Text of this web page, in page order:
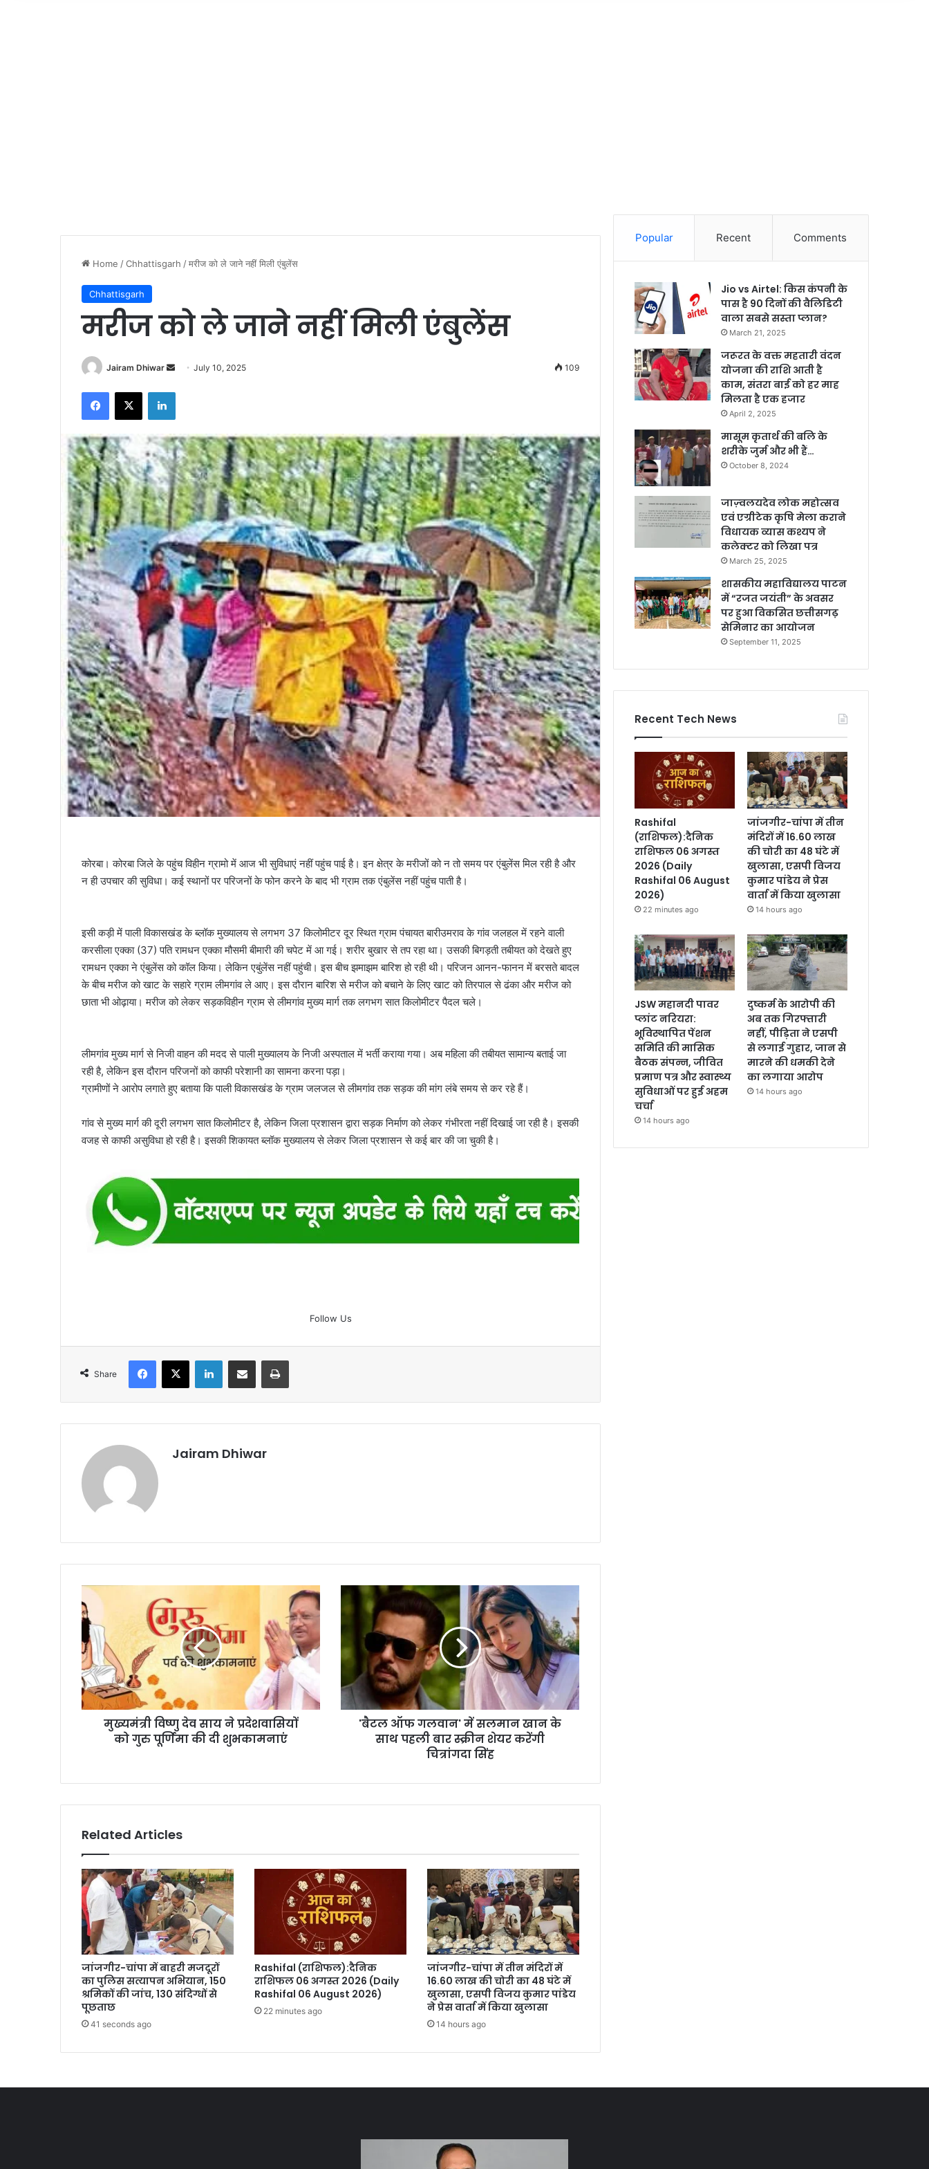
Home /Chhattisgarh /मरीज को ले जाने नहीं मिली एंबुलेंस
Chhattisgarh
मरीज को ले जाने नहीं मिली एंबुलेंस
Jairam Dhiwar
Send July 10, 2025 109
Facebook
X LinkedIn
कोरबा। कोरबा जिले के पहुंच विहीन ग्रामो में आज भी सुविधाएं नहीं पहुंच पाई है। इन क्षेत्र के मरीजों को न तो समय पर एंबुलेंस मिल रही है और
न ही उपचार की सुविधा। कई स्थानों पर परिजनों के फोन करने के बाद भी ग्राम तक एंबुलेंस नहीं पहुंच पाती है।
इसी कड़ी में पाली विकासखंड के ब्लॉक मुख्यालय से लगभग 37 किलोमीटर दूर स्थित ग्राम पंचायत बारीउमराव के गांव जलहल में रहने वाली
करसीला एक्का (37) पति रामधन एक्का मौसमी बीमारी की चपेट में आ गई। शरीर बुखार से तप रहा था। उसकी बिगड़ती तबीयत को देखते हुए
रामधन एक्का ने एंबुलेंस को कॉल किया। लेकिन एबुंलेंस नहीं पहुंची। इस बीच झमाझम बारिश हो रही थी। परिजन आनन-फानन में बरसते बादल
के बीच मरीज को खाट के सहारे ग्राम लीमगांव ले आए। इस दौरान बारिश से मरीज को बचाने के लिए खाट को तिरपाल से ढंका और मरीज को
छाता भी ओढ़ाया। मरीज को लेकर सड़कविहीन ग्राम से लीमगांव मुख्य मार्ग तक लगभग सात किलोमीटर पैदल चले।
लीमगांव मुख्य मार्ग से निजी वाहन की मदद से पाली मुख्यालय के निजी अस्पताल में भर्ती कराया गया। अब महिला की तबीयत सामान्य बताई जा
रही है, लेकिन इस दौरान परिजनों को काफी परेशानी का सामना करना पड़ा।
ग्रामीणों ने आरोप लगाते हुए बताया कि पाली विकासखंड के ग्राम जलजल से लीमगांव तक सड़क की मांग लंबे समय से कर रहे हैं।
गांव से मुख्य मार्ग की दूरी लगभग सात किलोमीटर है, लेकिन जिला प्रशासन द्वारा सड़क निर्माण को लेकर गंभीरता नहीं दिखाई जा रही है। इसकी
वजह से काफी असुविधा हो रही है। इसकी शिकायत ब्लॉक मुख्यालय से लेकर जिला प्रशासन से कई बार की जा चुकी है।
Follow Us
Share
Facebook
X LinkedInShare via Email Print
Jairam Dhiwar
मुख्यमंत्री
विष्णु
देव
साय
ने
प्रदेशवासियों
को
गुरु
पूर्णिमा
मुख्यमंत्री विष्णु देव साय ने प्रदेशवासियों
को गुरु पूर्णिमा की दी शुभकामनाएं
'बैटल
ऑफ
में
सलमान
खान
साथ
पहली
'बैटल ऑफ गलवान' में सलमान खान के
साथ पहली बार स्क्रीन शेयर करेंगी
चित्रांगदा सिंह
Related Articles
जांजगीर-चांपा में बाहरी मजदूरों
का पुलिस सत्यापन अभियान, 150
श्रमिकों की जांच, 130 संदिग्धों से
पूछताछ
41 seconds ago
Rashifal (राशिफल):दैनिक
राशिफल 06 अगस्त 2026 (Daily
Rashifal 06 August 2026)
22 minutes ago
जांजगीर-चांपा में तीन मंदिरों में
16.60 लाख की चोरी का 48 घंटे में
खुलासा, एसपी विजय कुमार पांडेय
ने प्रेस वार्ता में किया खुलासा
14 hours ago
Popular Recent Comments
Jio vs Airtel: किस कंपनी के
पास है 90 दिनों की वैलिडिटी
वाला सबसे सस्ता प्लान?
March 21, 2025
जरूरत के वक्त महतारी वंदन
योजना की राशि आती है
काम, संतरा बाई को हर माह
मिलता है एक हजार
April 2, 2025
मासूम कृतार्थ की बलि के
शरीके जुर्म और भी हैं…
October 8, 2024
जाज़्वलयदेव लोक महोत्सव
एवं एग्रीटेक कृषि मेला कराने
विधायक व्यास कश्यप ने
कलेक्टर को लिखा पत्र
March 25, 2025
शासकीय महाविद्यालय पाटन
में “रजत जयंती” के अवसर
पर हुआ विकसित छत्तीसगढ़
सेमिनार का आयोजन
September 11, 2025
Recent Tech News
Rashifal
(राशिफल):दैनिक
राशिफल 06 अगस्त
2026 (Daily
Rashifal 06 August
2026)
22 minutes ago
जांजगीर-चांपा में तीन
मंदिरों में 16.60 लाख
की चोरी का 48 घंटे में
खुलासा, एसपी विजय
कुमार पांडेय ने प्रेस
वार्ता में किया खुलासा
14 hours ago
JSW महानदी पावर
प्लांट नरियरा:
भूविस्थापित पेंशन
समिति की मासिक
बैठक संपन्न, जीवित
प्रमाण पत्र और स्वास्थ्य
सुविधाओं पर हुई अहम
चर्चा
14 hours ago
दुष्कर्म के आरोपी की
अब तक गिरफ्तारी
नहीं, पीड़िता ने एसपी
से लगाई गुहार, जान से
मारने की धमकी देने
का लगाया आरोप
14 hours ago